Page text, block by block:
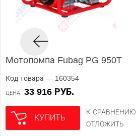
Мотопомпа Fubag PG 950T
Код товара — 160354
ЦЕНА 33 916 РУБ.
КУПИТЬ
К СРАВНЕНИЮ
ОТЛОЖИТЬ